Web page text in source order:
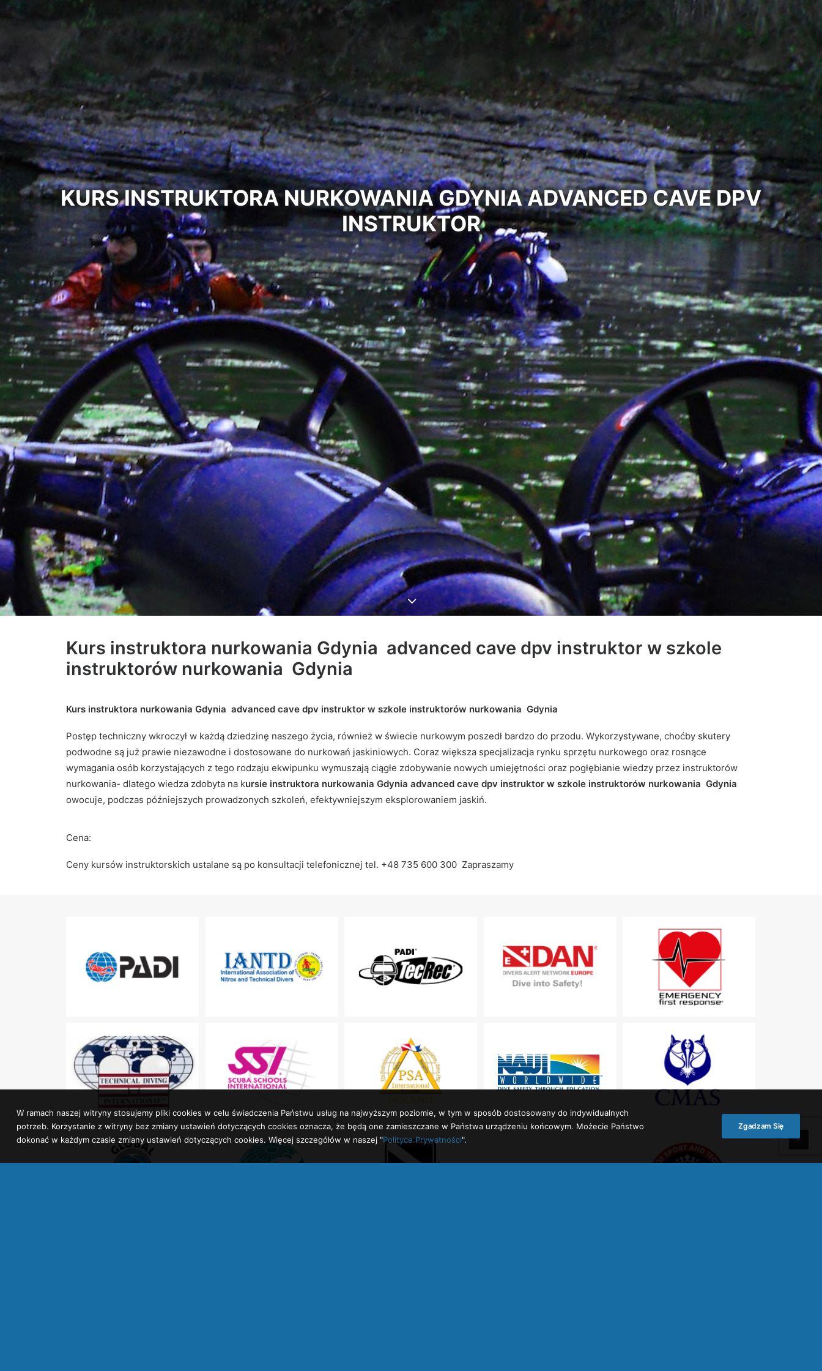
KURS INSTRUKTORA NURKOWANIA GDYNIA ADVANCED CAVE DPV
INSTRUKTOR
Kurs instruktora nurkowania Gdynia advanced cave dpv instruktor w szkole
instruktorów nurkowania Gdynia
Kurs instruktora nurkowania Gdynia advanced cave dpv instruktor w szkole instruktorów nurkowania Gdynia
Postęp techniczny wkroczył w każdą dziedzinę naszego życia, również w świecie nurkowym poszedł bardzo do przodu. Wykorzystywane, choćby skutery
podwodne są już prawie niezawodne i dostosowane do nurkowań jaskiniowych. Coraz większa specjalizacja rynku sprzętu nurkowego oraz rosnące
wymagania osób korzystających z tego rodzaju ekwipunku wymuszają ciągłe zdobywanie nowych umiejętności oraz pogłębianie wiedzy przez instruktorów
nurkowania- dlatego wiedza zdobyta na kursie instruktora nurkowania Gdynia advanced cave dpv instruktor w szkole instruktorów nurkowania Gdynia
owocuje, podczas późniejszych prowadzonych szkoleń, efektywniejszym eksplorowaniem jaskiń.
Cena:
Ceny kursów instruktorskich ustalane są po konsultacji telefonicznej tel. +48 735 600 300 Zapraszamy
W ramach naszej witryny stosujemy pliki cookies w celu świadczenia Państwu usług na najwyższym poziomie, w tym w sposób dostosowany do indywidualnych
potrzeb. Korzystanie z witryny bez zmiany ustawień dotyczących cookies oznacza, że będą one zamieszczane w Państwa urządzeniu końcowym. Możecie Państwo
dokonać w każdym czasie zmiany ustawień dotyczących cookies. Więcej szczegółów w naszej "Polityce Prywatności".
Zgadzam Się